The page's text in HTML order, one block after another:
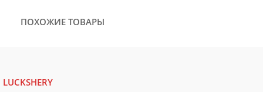
ПОХОЖИЕ ТОВАРЫ
LUCKSHERY